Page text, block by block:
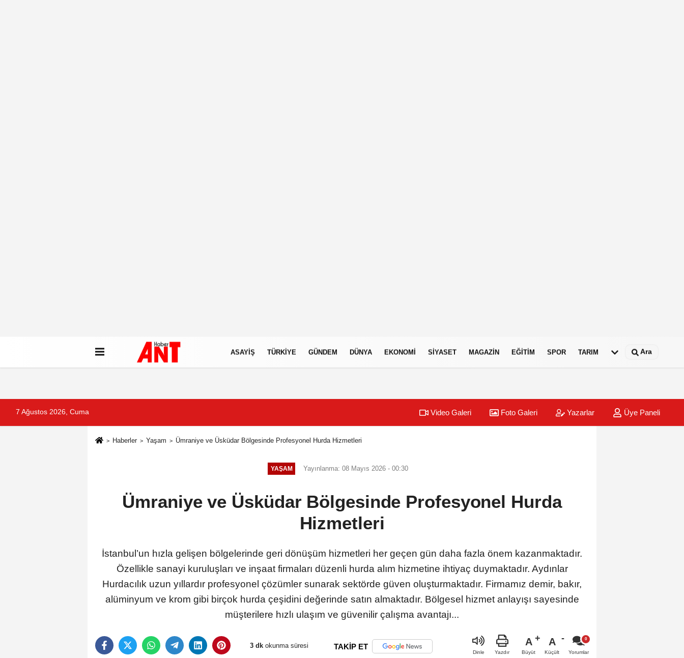
ASAYIŞ TÜRKIYE GÜNDEM DÜNYA EKONOMI SIYASET MAGAZIN EĞITIM SPOR TARIM Ara
7 Ağustos 2026, Cuma Video Galeri Foto Galeri Yazarlar Üye Paneli
Haberler Yaşam Ümraniye ve Üsküdar Bölgesinde Profesyonel Hurda Hizmetleri
YAŞAM Yayınlanma: 08 Mayıs 2026 - 00:30
Ümraniye ve Üsküdar Bölgesinde Profesyonel Hurda
Hizmetleri
İstanbul’un hızla gelişen bölgelerinde geri dönüşüm hizmetleri her geçen gün daha fazla önem kazanmaktadır.
Özellikle sanayi kuruluşları ve inşaat firmaları düzenli hurda alım hizmetine ihtiyaç duymaktadır. Aydınlar
Hurdacılık uzun yıllardır profesyonel çözümler sunarak sektörde güven oluşturmaktadır. Firmamız demir, bakır,
alüminyum ve krom gibi birçok hurda çeşidini değerinde satın almaktadır. Bölgesel hizmet anlayışı sayesinde
müşterilere hızlı ulaşım ve güvenilir çalışma avantajı...
3 dk okunma süresi TAKİP ET
Dinle Yazdır
A
Büyüt
A
Küçült Yorumlar